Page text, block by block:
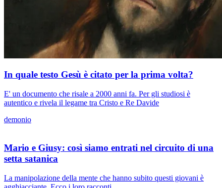
In quale testo Gesù è citato per la prima volta?
E' un documento che risale a 2000 anni fa. Per gli studiosi è
autentico e rivela il legame tra Cristo e Re Davide
demonio
Mario e Giusy: così siamo entrati nel circuito di una
setta satanica
La manipolazione della mente che hanno subito questi giovani è